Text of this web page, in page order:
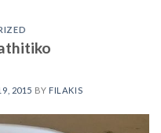
2015 BY FILAKIS